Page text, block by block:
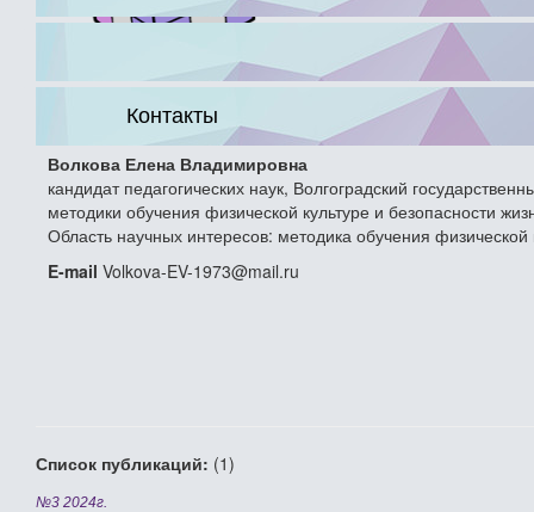
Контакты
Волкова Елена Владимировна
кандидат педагогических наук, Волгоградский
методики обучения физической культуре и безопасности
Область научных интересов: методика обучения физической
E-mail Volkova-EV-1973@mail.ru
Список публикаций: (1)
№3 2024г.